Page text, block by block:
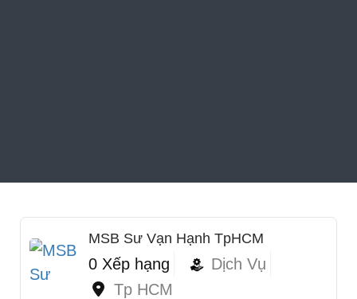
MSB Sư Vạn Hạnh TpHCM
0 Xếp hạng
Dịch Vụ
Tp HCM